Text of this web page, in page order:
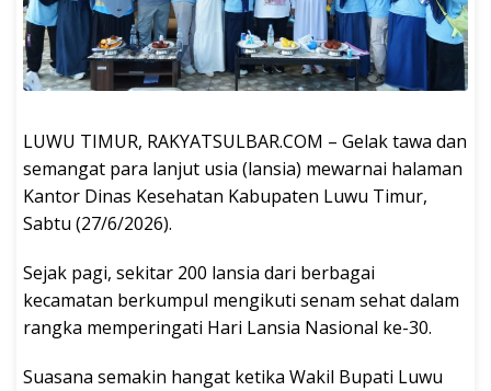
LUWU TIMUR, RAKYATSULBAR.COM – Gelak tawa dan
semangat para lanjut usia (lansia) mewarnai halaman
Kantor Dinas Kesehatan Kabupaten Luwu Timur,
Sabtu (27/6/2026).
Sejak pagi, sekitar 200 lansia dari berbagai
kecamatan berkumpul mengikuti senam sehat dalam
rangka memperingati Hari Lansia Nasional ke-30.
Suasana semakin hangat ketika Wakil Bupati Luwu